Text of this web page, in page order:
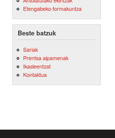
Etengabeko formakuntza
Beste batzuk
Sariak
Prentsa aipamenak
Ikasleentzat
Kontaktua